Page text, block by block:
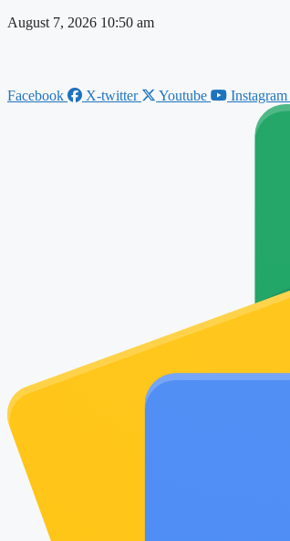
Skip
August 7, 2026 10:50 am
Facebook
X-twitter Youtube Instagram